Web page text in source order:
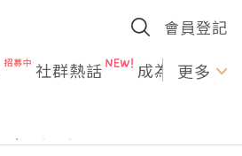
會員登記
社群熱話 成為U更多